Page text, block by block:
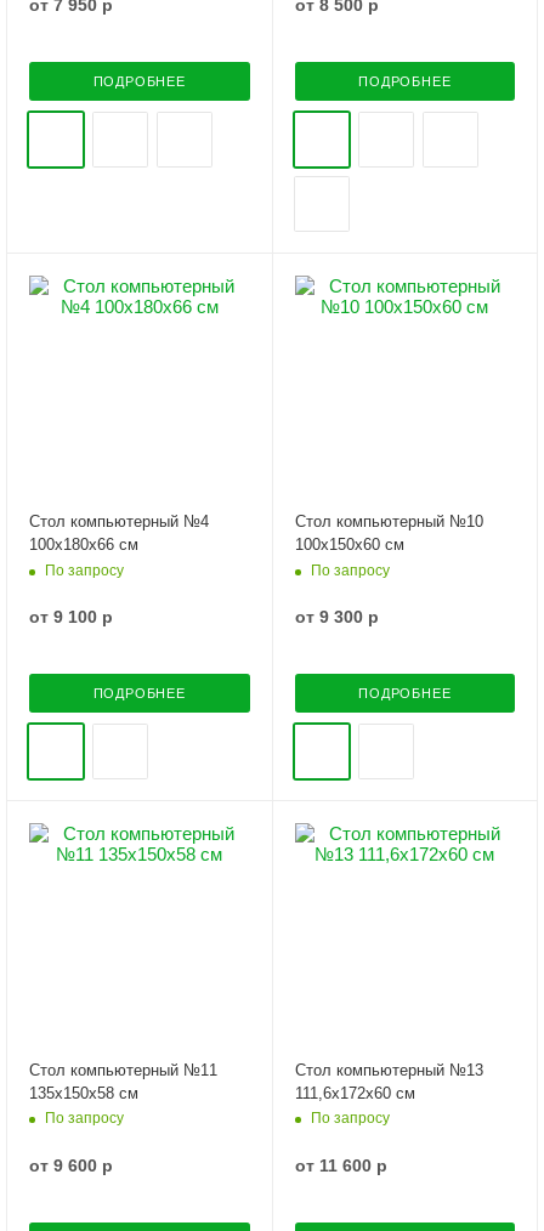
от 7 950 р
ПОДРОБНЕЕ
от 8 500 р
ПОДРОБНЕЕ
Стол компьютерный №4
100х180х66 см
По запросу
от 9 100 р
ПОДРОБНЕЕ
Стол компьютерный №10
100х150х60 см
По запросу
от 9 300 р
ПОДРОБНЕЕ
Стол компьютерный №11
135х150х58 см
По запросу
от 9 600 р
Стол компьютерный №13
111,6х172х60 см
По запросу
от 11 600 р